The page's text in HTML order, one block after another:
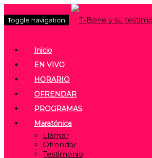
Toggle navigation
Inicio
EN VIVO
HORARIO
OFRENDAR
PROGRAMAS
Maratónica
Llamar
Ofrendar
Testimonio